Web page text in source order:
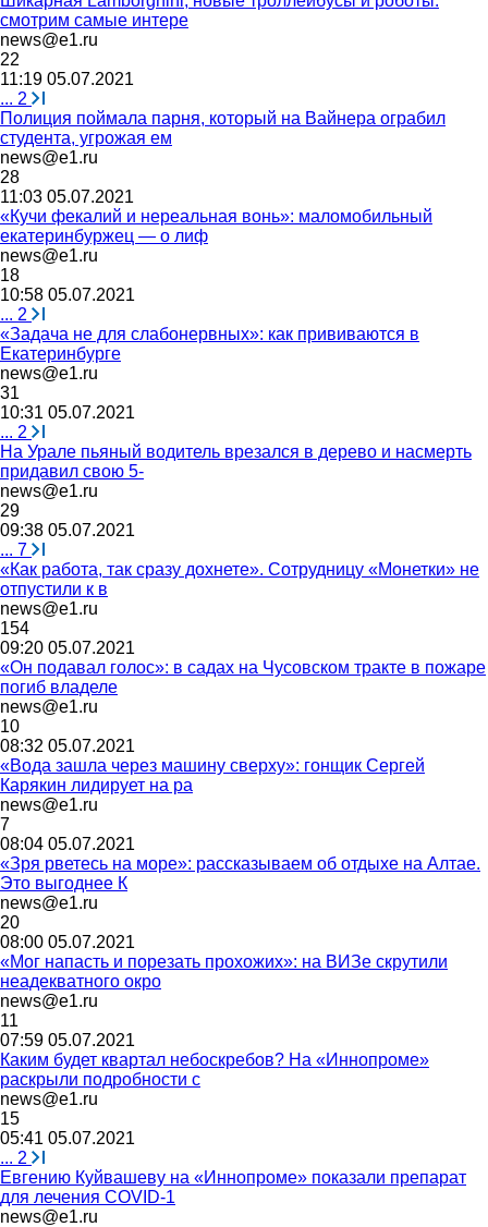
смотрим самые интере
news@e1.ru
22
11:19 05.07.2021
... 2
Полиция поймала парня, который на Вайнера ограбил
студента, угрожая ем
news@e1.ru
28
11:03 05.07.2021
«Кучи фекалий и нереальная вонь»: маломобильный
екатеринбуржец — о лиф
news@e1.ru
18
10:58 05.07.2021
... 2
«Задача не для слабонервных»: как прививаются в
Екатеринбурге
news@e1.ru
31
10:31 05.07.2021
... 2
На Урале пьяный водитель врезался в дерево и насмерть
придавил свою 5-
news@e1.ru
29
09:38 05.07.2021
... 7
«Как работа, так сразу дохнете». Сотрудницу «Монетки» не
отпустили к в
news@e1.ru
154
09:20 05.07.2021
«Он подавал голос»: в садах на Чусовском тракте в пожаре
погиб владеле
news@e1.ru
10
08:32 05.07.2021
«Вода зашла через машину сверху»: гонщик Сергей
Карякин лидирует на ра
news@e1.ru
7
08:04 05.07.2021
«Зря рветесь на море»: рассказываем об отдыхе на Алтае.
Это выгоднее К
news@e1.ru
20
08:00 05.07.2021
«Мог напасть и порезать прохожих»: на ВИЗе скрутили
неадекватного окро
news@e1.ru
11
07:59 05.07.2021
Каким будет квартал небоскребов? На «Иннопроме»
раскрыли подробности с
news@e1.ru
15
05:41 05.07.2021
... 2
Евгению Куйвашеву на «Иннопроме» показали препарат
для лечения COVID-1
news@e1.ru